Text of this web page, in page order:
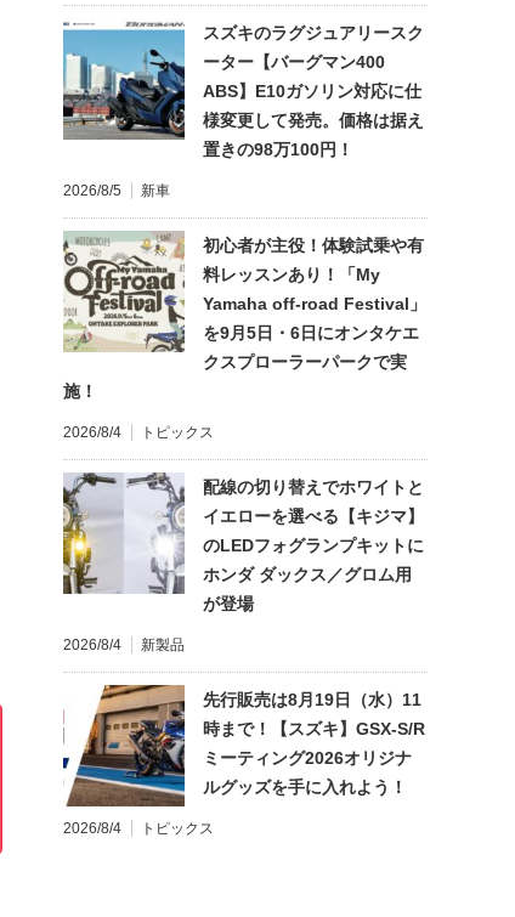
スズキのラグジュアリースク
ーター【バーグマン400
ABS】E10ガソリン対応に仕
様変更して発売。価格は据え
置きの98万100円！
2026/8/5 新車
初心者が主役！体験試乗や有
料レッスンあり！「My
Yamaha off-road Festival」
を9月5日・6日にオンタケエ
クスプローラーパークで実
施！
2026/8/4 トピックス
配線の切り替えでホワイトと
イエローを選べる【キジマ】
のLEDフォグランプキットに
ホンダ ダックス／グロム用
が登場
2026/8/4 新製品
先行販売は8月19日（水）11
時まで！【スズキ】GSX-S/R
ミーティング2026オリジナ
ルグッズを手に入れよう！
2026/8/4 トピックス